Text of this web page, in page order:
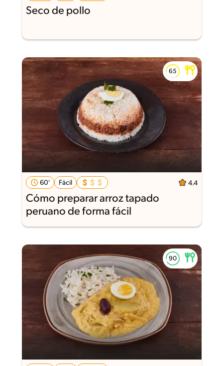
Seco de pollo
60' Fácil 4.4
Cómo preparar arroz tapado
peruano de forma fácil